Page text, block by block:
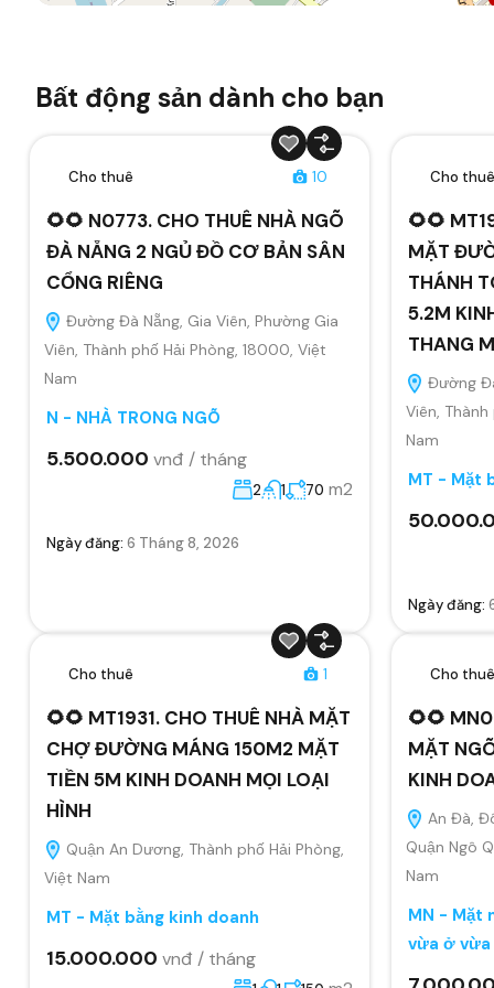
Bất động sản dành cho bạn
Cho thuê 10
🌻🌻 N0773. CHO THUÊ NHÀ NGÕ
ĐÀ NẴNG 2 NGỦ ĐỒ CƠ BẢN SÂN
CỔNG RIÊNG
Đường Đà Nẵng, Gia Viên, Phường Gia
Viên, Thành phố Hải Phòng, 18000, Việt
Nam
N - NHÀ TRONG NGÕ
5.500.000 vnđ / tháng
2 1 70 m2
Ngày đăng: 6 Tháng 8, 2026
Cho thuê
🌻🌻
MẶT
THÁNH
5.2M
THANG
Đường
Viên,
Nam
MT - Mặt
Ngày đăng:
Cho thuê 1
🌻🌻 MT1931. CHO THUÊ NHÀ MẶT
CHỢ ĐƯỜNG MÁNG 150M2 MẶT
TIỀN 5M KINH DOANH MỌI LOẠI
HÌNH
Quận An Dương, Thành phố Hải Phòng,
Việt Nam
MT - Mặt bằng kinh doanh
15.000.000 vnđ / tháng
Cho thuê
🌻🌻
MẶT
KINH
An Đà,
Quận Ngô
Nam
MN - Mặt
vừa ở